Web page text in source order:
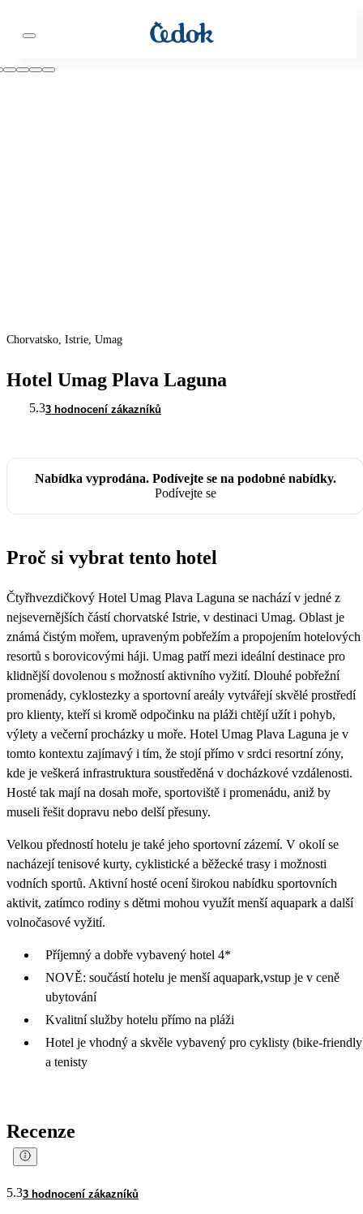
Chorvatsko, Istrie, Umag
Hotel Umag Plava Laguna
5.33 hodnocení zákazníků
Nabídka vyprodána. Podívejte se na podobné nabídky.
Podívejte se
Proč si vybrat tento hotel
Čtyřhvezdičkový Hotel Umag Plava Laguna se nachází v jedné z
nejsevernějších částí chorvatské Istrie, v destinaci Umag. Oblast je
známá čistým mořem, upraveným pobřežím a propojením hotelových
resortů s borovicovými háji. Umag patří mezi ideální destinace pro
klidnější dovolenou s možností aktivního vyžití. Dlouhé pobřežní
promenády, cyklostezky a sportovní areály vytvářejí skvělé prostředí
pro klienty, kteří si kromě odpočinku na pláži chtějí užít i pohyb,
výlety a večerní procházky u moře. Hotel Umag Plava Laguna je v
tomto kontextu zajímavý i tím, že stojí přímo v srdci resortní zóny,
kde je veškerá infrastruktura soustředěná v docházkové vzdálenosti.
Hosté tak mají na dosah moře, sportoviště i promenádu, aniž by
museli řešit dopravu nebo delší přesuny.
Velkou předností hotelu je také jeho sportovní zázemí. V okolí se
nacházejí tenisové kurty, cyklistické a běžecké trasy i možnosti
vodních sportů. Aktivní hosté ocení širokou nabídku sportovních
aktivit, zatímco rodiny s dětmi mohou využít menší aquapark a další
volnočasové vyžití.
Příjemný a dobře vybavený hotel 4*
NOVĚ: součástí hotelu je menší aquapark,vstup je v ceně
ubytování
Kvalitní služby hotelu přímo na pláži
Hotel je vhodný a skvěle vybavený pro cyklisty (bike-
a tenisty
Recenze
5.33 hodnocení zákazníků